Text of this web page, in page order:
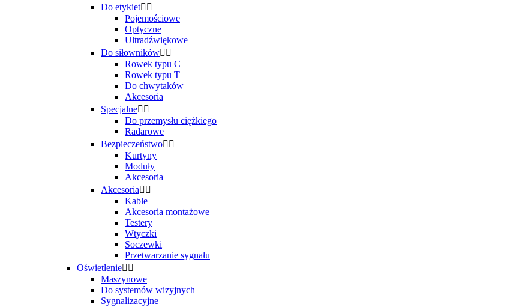
Do etykiet 
Pojemościowe
Optyczne
Ultradźwiękowe
Do siłowników 
Rowek typu C
Rowek typu T
Do chwytaków
Akcesoria
Specjalne 
Do przemysłu ciężkiego
Radarowe
Bezpieczeństwo 
Kurtyny
Moduły
Akcesoria
Akcesoria 
Kable
Akcesoria montażowe
Testery
Wtyczki
Soczewki
Przetwarzanie sygnału
Oświetlenie 
Maszynowe
Do systemów wizyjnych
Sygnalizacyjne